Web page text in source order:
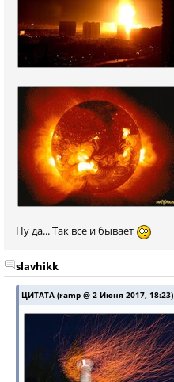
Ну да... Так все и бывает
slavhikk
ЦИТАТА (ramp @ 2 Июня 2017, 18:23)